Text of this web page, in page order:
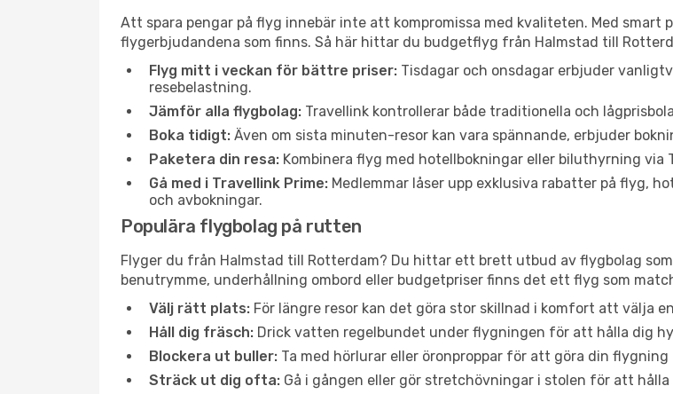
Att spara pengar på flyg innebär inte att kompromissa med kvaliteten. Med smart
flygerbjudandena som finns. Så här hittar du budgetflyg från Halmstad till
Flyg mitt i veckan för bättre priser: Tisdagar och onsdagar erbjuder
resebelastning.
Jämför alla flygbolag: Travellink kontrollerar både traditionella och
Boka tidigt: Även om sista minuten-resor kan vara spännande, erbjuder
Paketera din resa: Kombinera flyg med hotellbokningar eller biluthyrning
Gå med i Travellink Prime: Medlemmar låser upp exklusiva rabatter på flyg,
och avbokningar.
Populära flygbolag på rutten
Flyger du från Halmstad till Rotterdam? Du hittar ett brett utbud av flygbolag
benutrymme, underhållning ombord eller budgetpriser finns det ett flyg som
Välj rätt plats: För längre resor kan det göra stor skillnad i komfort att välja
Håll dig fräsch: Drick vatten regelbundet under flygningen för att hålla dig
Blockera ut buller: Ta med hörlurar eller öronproppar för att göra din
Sträck ut dig ofta: Gå i gången eller gör stretchövningar i stolen för att